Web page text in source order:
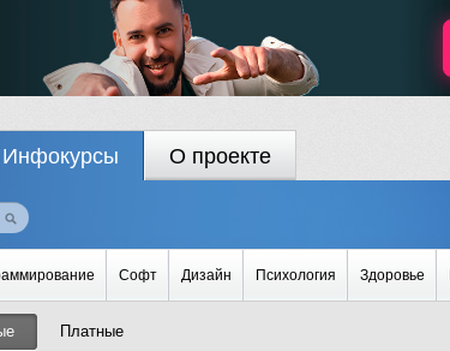
Инфокурсы О проекте
Софт Дизайн Психология Здоровье
Платные